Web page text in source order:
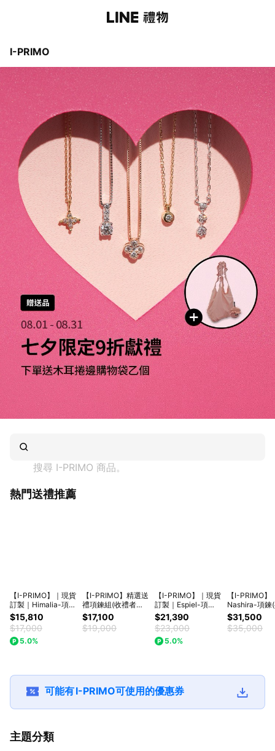
I-PRIMO
搜尋 I-PRIMO 商品。
熱門送禮推薦
【I-PRIMO】｜現貨
訂製｜Himalia-項
鍊、針式耳環套組
獨家贈小圓珠寶盒
(共3材質選
擇/40cm/45cm)
$15,810
$17,000
5.0%
【I-PRIMO】精選送
禮項鍊組(收禮者自
選)｜訂製｜(40cm/
共3材質)§生日禮物
紀念禮物 情人節禮
$17,100
$19,000
【I-PRIMO】｜現貨
訂製｜Espiel-項
鍊、Picore Swing
手鍊套組 獨家贈小
圓珠寶盒(共3材質選
擇/40cm/45cm)
$21,390
$23,000
5.0%
【I-PRIMO】
Nashira-項鍊
質選
擇/45cm/
日禮物 紀念禮
$31,500
$35,000
可能有I-PRIMO可使用的優惠券
主題分類